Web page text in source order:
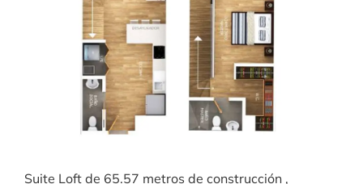
Suite Loft de 65.57 metros de construcción ,